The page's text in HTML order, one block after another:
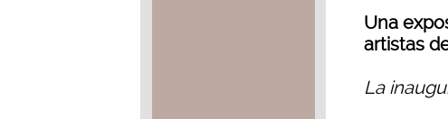
Una
artistas
La